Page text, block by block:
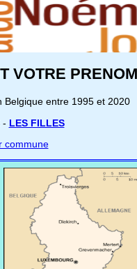
VOTRE
Belgique entre 1995 et 2020
- LES FILLES
commune